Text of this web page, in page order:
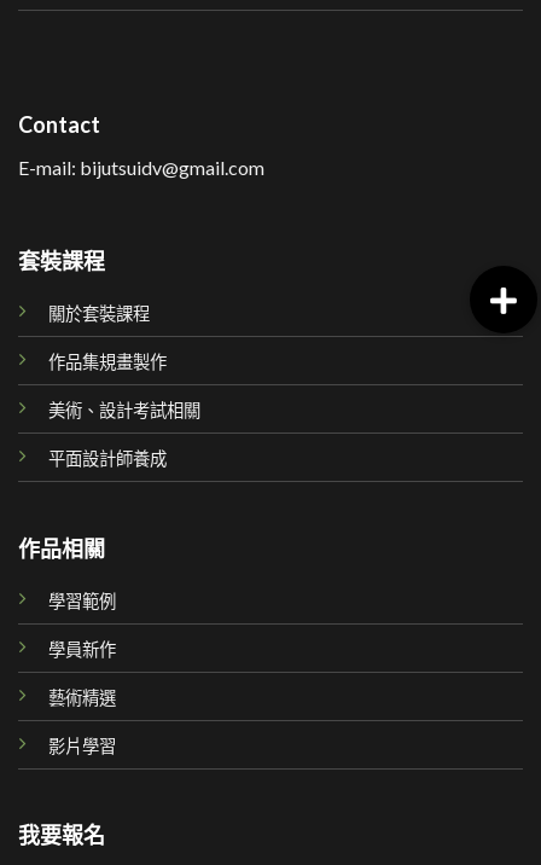
Contact
E-mail: bijutsuidv@gmail.com
套裝課程
關於套裝課程
作品集規畫製作
美術、設計考試相關
平面設計師養成
作品相關
學習範例
學員新作
藝術精選
影片學習
我要報名